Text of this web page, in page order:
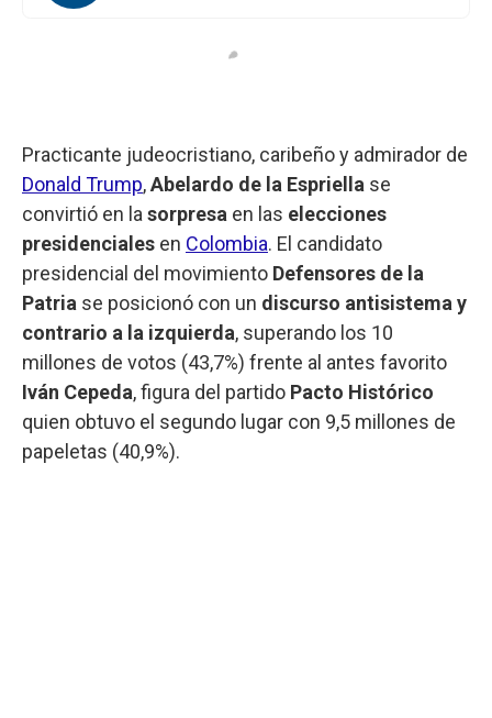
Practicante judeocristiano, caribeño y admirador de
Donald Trump,Abelardo de la Espriella se
convirtió en la sorpresa en las elecciones
presidenciales en Colombia. El candidato
presidencial del movimiento Defensores de la
Patria se posicionó con un discurso antisistema y
contrario a la izquierda, superando los 10
millones de votos (43,7%) frente al antes favorito
Iván Cepeda, figura del partido Pacto Histórico
quien obtuvo el segundo lugar con 9,5 millones de
papeletas (40,9%).